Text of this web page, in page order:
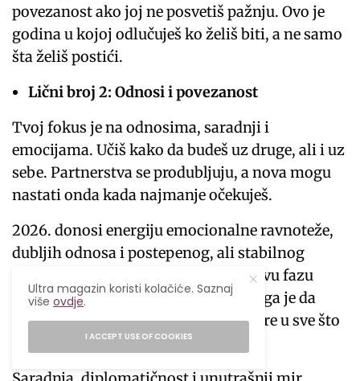
povezanost ako joj ne posvetiš pažnju. Ovo je
godina u kojoj odlučuješ ko želiš biti, a ne samo
šta želiš postići.
Lični broj 2: Odnosi i povezanost
Tvoj fokus je na odnosima, saradnji i
emocijama. Učiš kako da budeš uz druge, ali i uz
sebe. Partnerstva se produbljuju, a nova mogu
nastati onda kada najmanje očekuješ.
2026. donosi energiju emocionalne ravnoteže,
dubljih odnosa i postepenog, ali stabilnog
ličnog rasta. Dok kolektiv ulazi u novu fazu
kroz Univerzalnu godinu 1, tvoja uloga je da
uneseš mir, povezanost i osjećaj mjere u sve što
Ultra magazin koristi kolačiće. Saznaj
višeovdje.
I ACCEPT USE OF COOKIES